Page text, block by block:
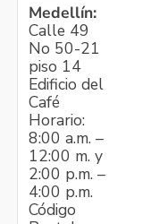
Medellín:
Calle 49
No 50-21
piso 14
Edificio del
Café
Horario:
8:00 a.m. –
12:00 m. y
2:00 p.m. –
4:00 p.m.
Código